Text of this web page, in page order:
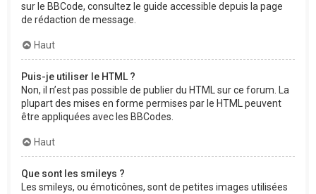
sur le BBCode, consultez le guide accessible depuis la page
de rédaction de message.
Haut
Puis-je utiliser le HTML ?
Non, il n’est pas possible de publier du HTML sur ce forum. La
plupart des mises en forme permises par le HTML peuvent
être appliquées avec les BBCodes.
Haut
Que sont les smileys ?
Les smileys, ou émoticônes, sont de petites images utilisées